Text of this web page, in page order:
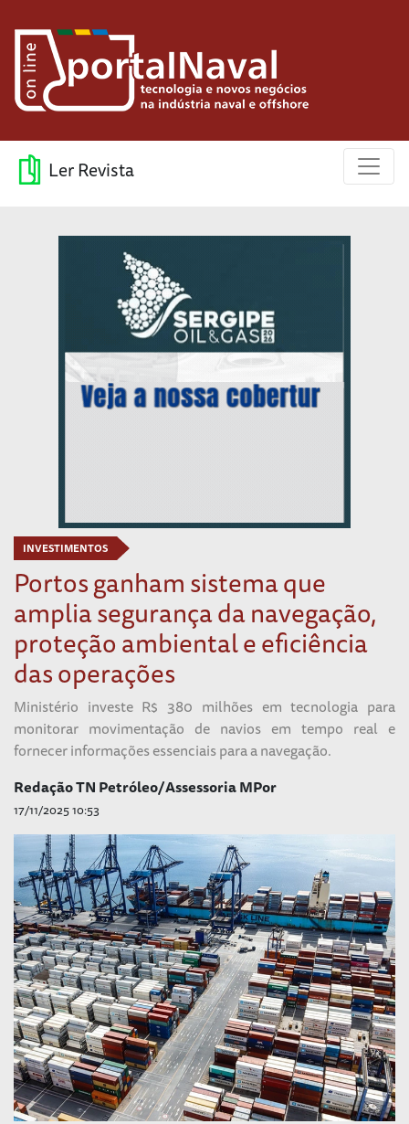
Ler Revista
INVESTIMENTOS
Portos ganham sistema que
amplia segurança da navegação,
proteção ambiental e eficiência
das operações
Ministério investe R$ 380 milhões em tecnologia para
monitorar movimentação de navios em tempo real e
fornecer informações essenciais para a navegação.
Redação TN Petróleo/Assessoria MPor
17/11/2025 10:53